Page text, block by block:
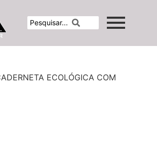
ECOLÓGICA COM